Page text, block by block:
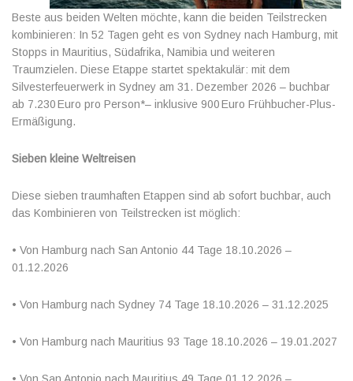
Beste aus beiden Welten möchte, kann die beiden Teilstrecken
kombinieren: In 52 Tagen geht es von Sydney nach Hamburg, mit
Stopps in Mauritius, Südafrika, Namibia und weiteren
Traumzielen. Diese Etappe startet spektakulär: mit dem
Silvesterfeuerwerk in Sydney am 31. Dezember 2026 – buchbar
ab 7.230 Euro pro Person*– inklusive 900 Euro Frühbucher-Plus-
Ermäßigung.
Sieben kleine Weltreisen
Diese sieben traumhaften Etappen sind ab sofort buchbar, auch
das Kombinieren von Teilstrecken ist möglich:
• Von Hamburg nach San Antonio 44 Tage 18.10.2026 –
01.12.2026
• Von Hamburg nach Sydney 74 Tage 18.10.2026 – 31.12.2025
• Von Hamburg nach Mauritius 93 Tage 18.10.2026 – 19.01.2027